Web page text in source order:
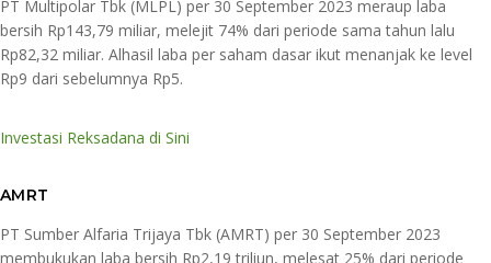
PT Multipolar Tbk (MLPL) per 30 September 2023 meraup laba
bersih Rp143,79 miliar, melejit 74% dari periode sama tahun lalu
Rp82,32 miliar. Alhasil laba per saham dasar ikut menanjak ke level
Rp9 dari sebelumnya Rp5.
Investasi Reksadana di Sini
AMRT
PT Sumber Alfaria Trijaya Tbk (AMRT) per 30 September 2023
membukukan laba bersih Rp2,19 triliun, melesat 25% dari periode